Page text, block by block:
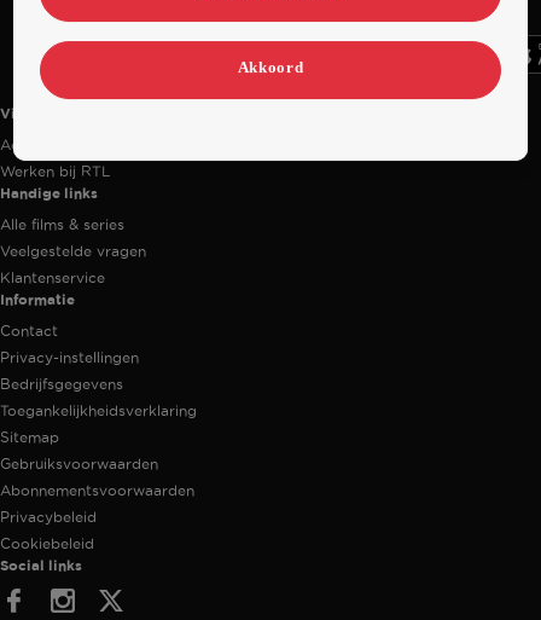
programma
Videoland useful links.
Videoland
Actiecode
Werken bij RTL
Handige links
Alle films & series
Veelgestelde vragen
Klantenservice
Informatie
Contact
Privacy-instellingen
Bedrijfsgegevens
Toegankelijkheidsverklaring
Sitemap
Gebruiksvoorwaarden
Abonnementsvoorwaarden
Privacybeleid
Cookiebeleid
Social links
FacebookInstagram
Akkoord